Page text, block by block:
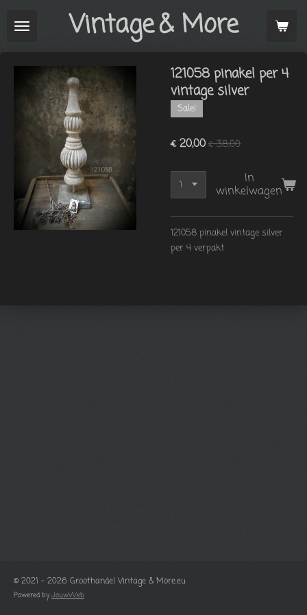
direct
hoofdinhoud
Vintage& More
121058 pinakel per 4
vintage silver
Sale!
€ 20,00€ 38,00
In
winkelwagen
121058 pinakel vintage silver
per 4 verpakt
© 2021 - 2026 Groothandel Vintage & More.eu
Powered by JouwWeb